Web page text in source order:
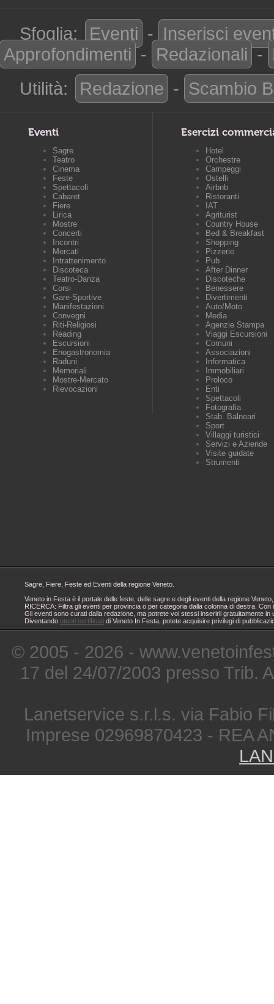
Sfoglia: Eventi - Inserisci
Approfondimenti - Redazionali -
Utilità:
Redazione - Scambio
Eventi
Sagre
Teatro
Cinema
Feste
Spettacoli
Cabaret
Fiere
Lirica
Mostre
Concerti
Incontri
Mercati
Intrattenimento
Discoteca
Teatro-Danza
Corsi
Gare-Sportive
Manifestazioni
Convegni
Riti-Religiosi
Reading
Escursioni
Enogastronomia
Raduni
Memoriali
Mostre-Mercato
Rievocazioni
Esercizi
Hotel
Orchestre
Campeggi
Ostelli
Airbnb
Ristoranti
IAT
Agriturist
Country House
Bed & Breakfast
Shopping
Pizzerie
Pub
After Dinner
Discoteche
Benessere
Divertimenti
Auto/Moto
Media
Agenzie Stampa
Viaggi Escursioni
Comuni
Associazioni
Informatica
Immobiliari
Proloco
Enti
Spettacoli
Fotografia
Stab. Balneari
Sport
Villaggi turistici
Servizi e Aziende
Visite guidate
Strumenti
Sagre, Fiere, Feste ed Eventi della regione Veneto.
Veneto in Festa è il portale delle feste, delle sagre e degli eventi della regione
RICERCA: Filtra gli eventi per provincia o per categoria dalla colonna di destra.
Gli eventi sono curati dalla redazione, ma potrete voi stessi inserirli gratuitamente
Diventando utenti certificati di Veneto In Festa, potete acquisire privilegi di
© 2005 - 2026 -
17 del 24/07/2003 presso Trib.
Lanetservice s.r.l.s. via Fabio
Imprese 02969870423 - REA